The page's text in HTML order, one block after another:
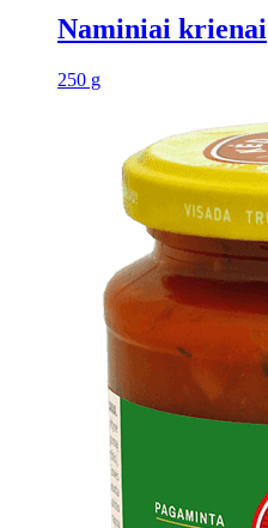
Naminiai krienai
250 g